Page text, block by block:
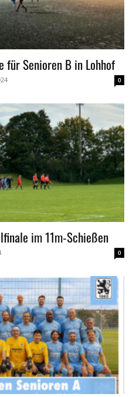
für Senioren B in Lohhof
0
im 11m-Schießen
0